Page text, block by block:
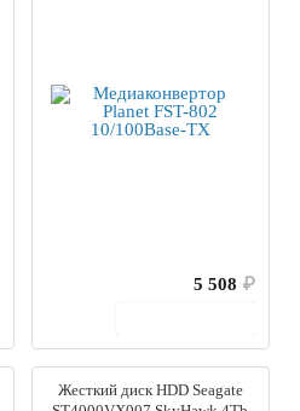
5 508 ₽
Жесткий диск HDD Seagate